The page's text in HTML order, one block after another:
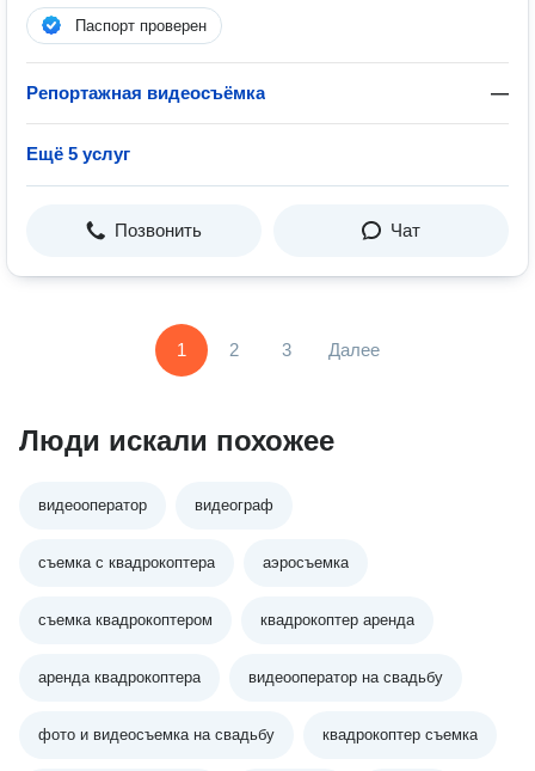
Паспорт проверен
Репортажная видеосъёмка —
Ещё 5 услуг
Позвонить Чат
1 2 3 Далее
Люди искали похожее
видеооператор видеограф
съемка с квадрокоптера аэросъемка
съемка квадрокоптером квадрокоптер аренда
аренда квадрокоптера видеооператор на свадьбу
фото и видеосъемка на свадьбу квадрокоптер съемка